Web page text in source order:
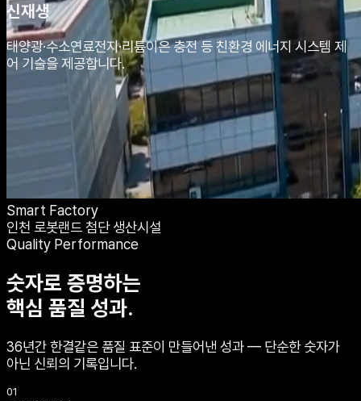
신재생
태양광·수소연료전지·리튬이온 충전 등 친환경 에너지 시스템 제
어 기술을 제공합니다.
Smart Factory
인천 로봇랜드 첨단 생산시설
Quality Performance
숫자로 증명하는
핵심 품질 성과.
36년간 한결같은 품질 표준이 만들어낸 성과 — 단순한 숫자가
아닌 신뢰의 기록입니다.
01